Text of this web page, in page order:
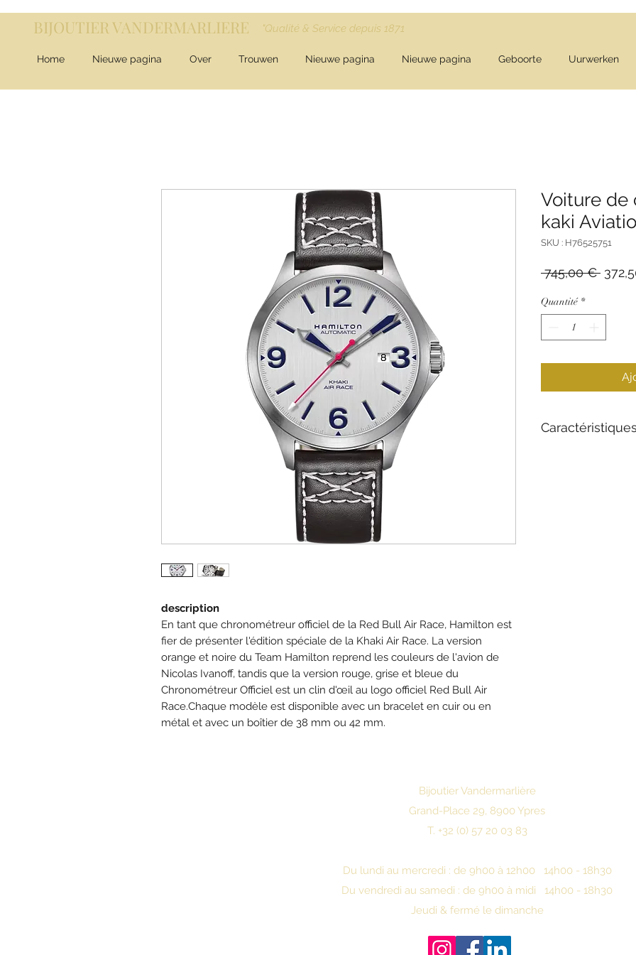
BIJOUTIER VANDERMARLIERE "Qualité & Service depuis 1871
Home Nieuwe pagina Over Trouwen Nieuwe pagina Nieuwe pagina Geboorte Uurwerken
description
En tant que chronométreur officiel de la Red Bull Air Race, Hamilton est
fier de présenter l'édition spéciale de la Khaki Air Race. La version
orange et noire du Team Hamilton reprend les couleurs de l'avion de
Nicolas Ivanoff, tandis que la version rouge, grise et bleue du
Chronométreur Officiel est un clin d'œil au logo officiel Red Bull Air
Race.Chaque modèle est disponible avec un bracelet en cuir ou en
métal et avec un boîtier de 38 mm ou 42 mm.
Voiture de
kaki
SKU : H76525751
745,00 € Prix
Quantité *
Caractéristiques
Bijoutier Vandermarlière
Grand-Place 29, 8900 Ypres
T. +32 (0) 57 20 03 83
Du lundi au mercredi : de 9h00 à 12h00 14h00 - 18h30
Du vendredi au samedi : de 9h00 à midi 14h00 - 18h30
Jeudi & fermé le dimanche